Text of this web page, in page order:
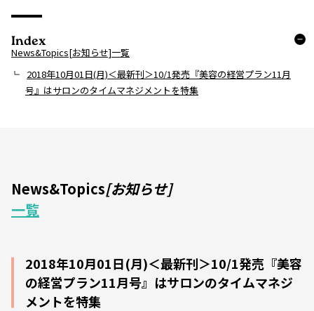
Index
News&Topics[お知らせ]一覧
2018年10月01日(月)＜最新刊＞10/1発売『美容の経営プラン11月
号』はサロンのタイムマネジメントを特集
News&Topics[お知らせ]
一覧
2018年10月01日(月)＜最新刊＞10/1発売『美容
の経営プラン11月号』はサロンのタイムマネジ
メントを特集